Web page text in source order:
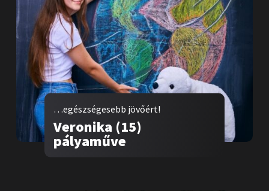
…egészségesebb jövőért!
Veronika (15)
pályaműve